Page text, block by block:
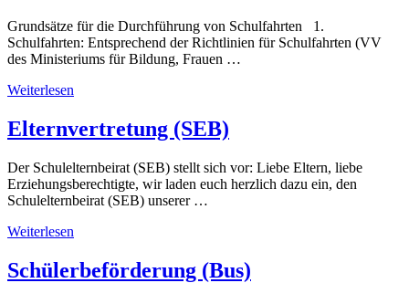
Grundsätze für die Durchführung von Schulfahrten 1.
Schulfahrten: Entsprechend der Richtlinien für Schulfahrten (VV
des Ministeriums für Bildung, Frauen …
Weiterlesen
Elternvertretung (SEB)
Der Schulelternbeirat (SEB) stellt sich vor: Liebe Eltern, liebe
Erziehungsberechtigte, wir laden euch herzlich dazu ein, den
Schulelternbeirat (SEB) unserer …
Weiterlesen
Schülerbeförderung (Bus)